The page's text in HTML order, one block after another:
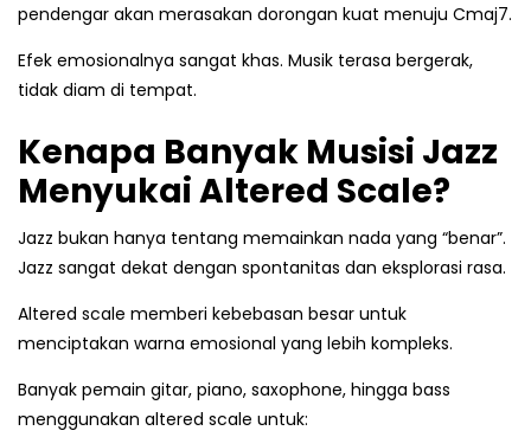
pendengar akan merasakan dorongan kuat menuju Cmaj7.
Efek emosionalnya sangat khas. Musik terasa bergerak,
tidak diam di tempat.
Kenapa Banyak Musisi Jazz
Menyukai Altered Scale?
Jazz bukan hanya tentang memainkan nada yang “benar”.
Jazz sangat dekat dengan spontanitas dan eksplorasi rasa.
Altered scale memberi kebebasan besar untuk
menciptakan warna emosional yang lebih kompleks.
Banyak pemain gitar, piano, saxophone, hingga bass
menggunakan altered scale untuk: